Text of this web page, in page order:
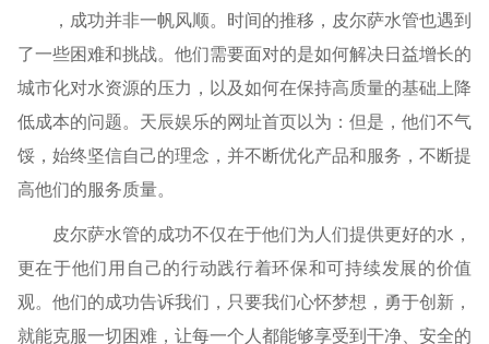
，成功并非一帆风顺。时间的推移，皮尔萨水管也遇到
了一些困难和挑战。他们需要面对的是如何解决日益增长的
城市化对水资源的压力，以及如何在保持高质量的基础上降
低成本的问题。天辰娱乐的网址首页以为：但是，他们不气
馁，始终坚信自己的理念，并不断优化产品和服务，不断提
高他们的服务质量。
皮尔萨水管的成功不仅在于他们为人们提供更好的水，
更在于他们用自己的行动践行着环保和可持续发展的价值
观。他们的成功告诉我们，只要我们心怀梦想，勇于创新，
就能克服一切困难，让每一个人都能够享受到干净、安全的